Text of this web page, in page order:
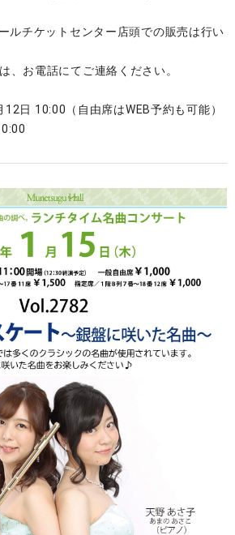
ルチケットセンター店頭での販売は行い
、お電話にてご連絡ください。
日 10:00（自由席はWEB予約も可能）